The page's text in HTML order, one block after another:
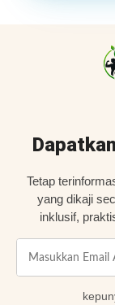
Tetap
yang dikaji
inklusif,